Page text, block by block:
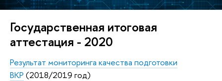
Государственная итоговая
аттестация - 2020
Результат мониторинга качества подготовки
ВКР (2018/2019 год)